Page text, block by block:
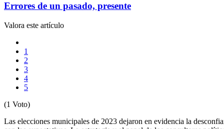
Errores de un pasado, presente
Valora este artículo
1
2
3
4
5
(1 Voto)
Las elecciones municipales de 2023 dejaron en evidencia la